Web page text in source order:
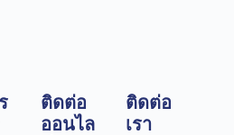
ติดต่อ
ออนไล
ติดต่อ
เรา